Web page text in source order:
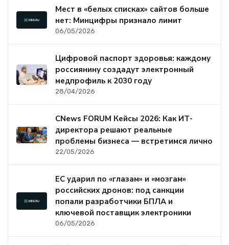
Мест в «белых списках» сайтов больше
нет: Минцифры признало лимит
06/05/2026
Цифровой паспорт здоровья: каждому
россиянину создадут электронный
медпрофиль к 2030 году
28/04/2026
CNews FORUM Кейсы 2026: Как ИТ-
директора решают реальные
проблемы бизнеса — встретимся лично
22/05/2026
ЕС ударил по «глазам» и «мозгам»
российских дронов: под санкции
попали разработчики БПЛА и
ключевой поставщик электроники
06/05/2026